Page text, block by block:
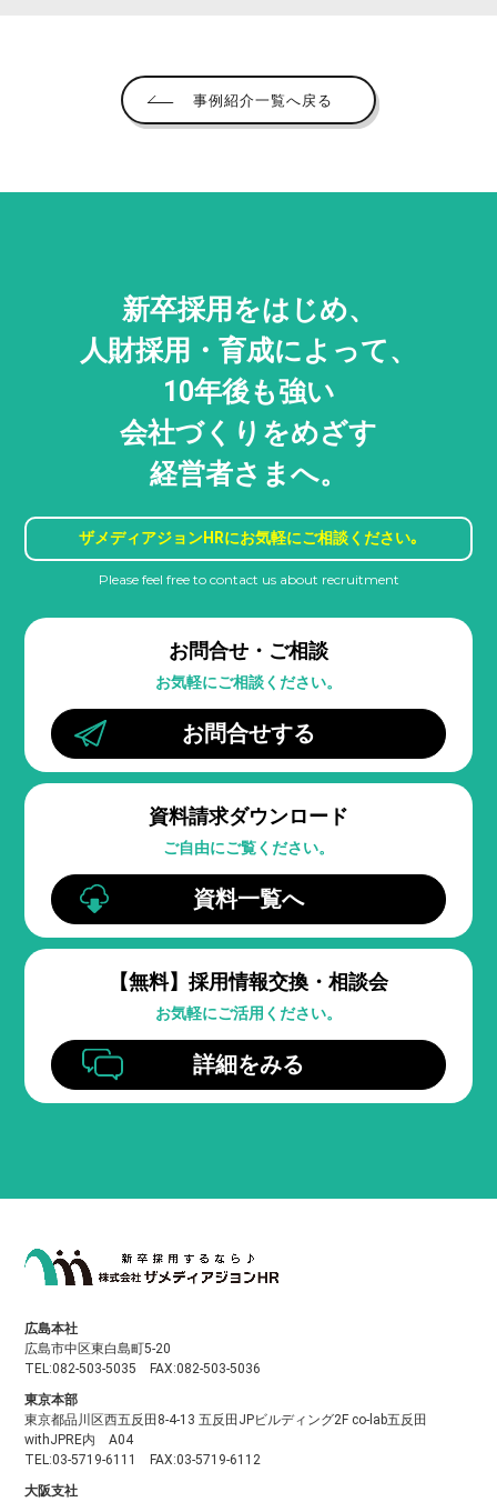
事例紹介一覧へ戻る
新卒採用をはじめ、
人財採用・ 育成によって、
10年後も強い
会社づくりをめざす
経営者さまへ。
ザメディアジョンHRにお気軽にご相談ください｡
Please feel free to contact us about recruitment
お問合せ・ご相談
お気軽にご相談ください。
お問合せする
資料請求ダウンロード
ご自由にご覧ください。
資料一覧へ
【無料】 採用情報交換・相談会
お気軽にご活用ください。
詳細をみる
広島本社
広島市中区東白島町5-20
TEL:082-503-5035 FAX:082-503-5036
東京本部
東京都品川区西五反田8-4-13 五反田JPビルディング2F co-lab五反田
withJPRE内 A04
TEL:03-5719-6111 FAX:03-5719-6112
大阪支社